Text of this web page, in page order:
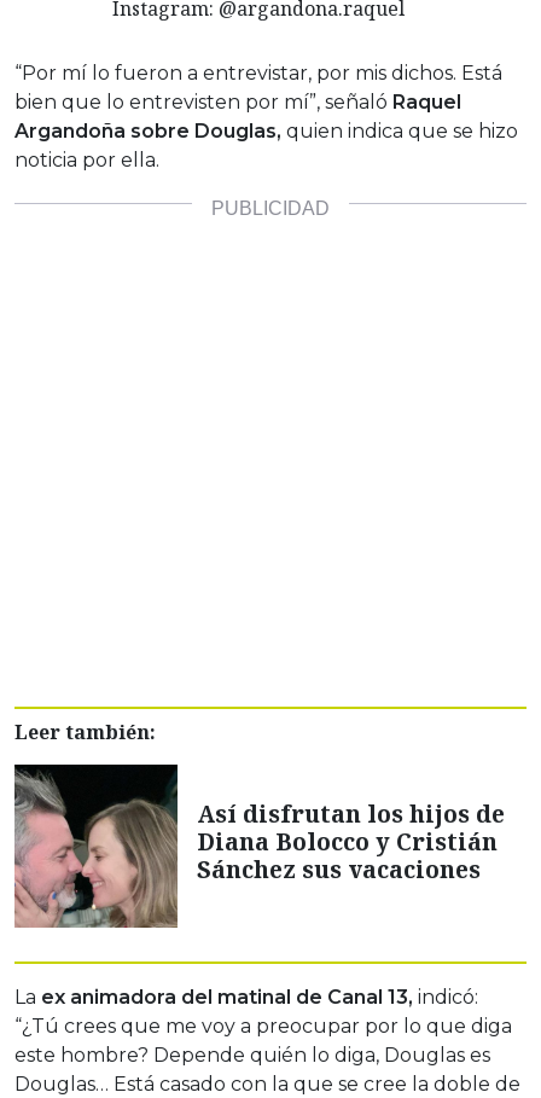
Instagram: @argandona.raquel
“Por mí lo fueron a entrevistar, por mis dichos. Está
bien que lo entrevisten por mí”, señaló Raquel
Argandoña sobre Douglas, quien indica que se hizo
noticia por ella.
Leer también:
Así disfrutan los hijos de
Diana Bolocco y Cristián
Sánchez sus vacaciones
La ex animadora del matinal de Canal 13, indicó:
“¿Tú crees que me voy a preocupar por lo que diga
este hombre? Depende quién lo diga, Douglas es
Douglas… Está casado con la que se cree la doble de